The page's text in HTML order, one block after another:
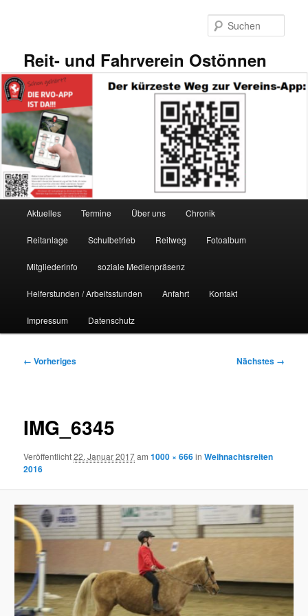
Reit- und Fahrverein Ostönnen
Aktuelles Termine Über uns Chronik
Reitanlage Schulbetrieb Reitweg Fotoalbum
Mitgliederinfo soziale Medienpräsenz
Helferstunden / Arbeitsstunden Anfahrt Kontakt
Impressum Datenschutz
Bilder-
← Vorheriges Nächstes →
IMG_6345
Veröffentlicht22. Januar 2017am1000 × 666inWeihnachtsreiten
2016